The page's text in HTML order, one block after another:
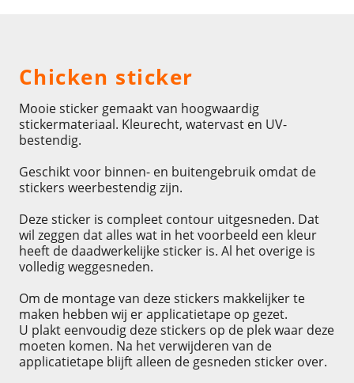
Chicken sticker
Mooie sticker gemaakt van hoogwaardig
stickermateriaal. Kleurecht, watervast en UV-
bestendig.
Geschikt voor binnen- en buitengebruik omdat de
stickers weerbestendig zijn.
Deze sticker is compleet contour uitgesneden. Dat
wil zeggen dat alles wat in het voorbeeld een kleur
heeft de daadwerkelijke sticker is. Al het overige is
volledig weggesneden.
Om de montage van deze stickers makkelijker te
maken hebben wij er applicatietape op gezet.
U plakt eenvoudig deze stickers op de plek waar deze
moeten komen. Na het verwijderen van de
applicatietape blijft alleen de gesneden sticker over.